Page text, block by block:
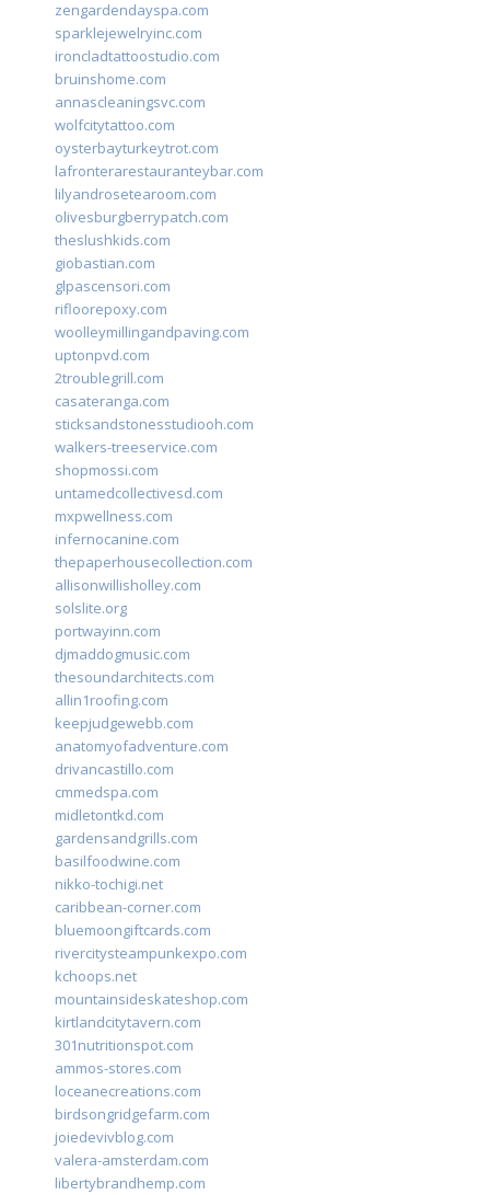
zengardendayspa.com
sparklejewelryinc.com
ironcladtattoostudio.com
bruinshome.com
annascleaningsvc.com
wolfcitytattoo.com
oysterbayturkeytrot.com
lafronterarestauranteybar.com
lilyandrosetearoom.com
olivesburgberrypatch.com
theslushkids.com
giobastian.com
glpascensori.com
rifloorepoxy.com
woolleymillingandpaving.com
uptonpvd.com
2troublegrill.com
casateranga.com
sticksandstonesstudiooh.com
walkers-treeservice.com
shopmossi.com
untamedcollectivesd.com
mxpwellness.com
infernocanine.com
thepaperhousecollection.com
allisonwillisholley.com
solslite.org
portwayinn.com
djmaddogmusic.com
thesoundarchitects.com
allin1roofing.com
keepjudgewebb.com
anatomyofadventure.com
drivancastillo.com
cmmedspa.com
midletontkd.com
gardensandgrills.com
basilfoodwine.com
nikko-tochigi.net
caribbean-corner.com
bluemoongiftcards.com
rivercitysteampunkexpo.com
kchoops.net
mountainsideskateshop.com
kirtlandcitytavern.com
301nutritionspot.com
ammos-stores.com
loceanecreations.com
birdsongridgefarm.com
joiedevivblog.com
valera-amsterdam.com
libertybrandhemp.com